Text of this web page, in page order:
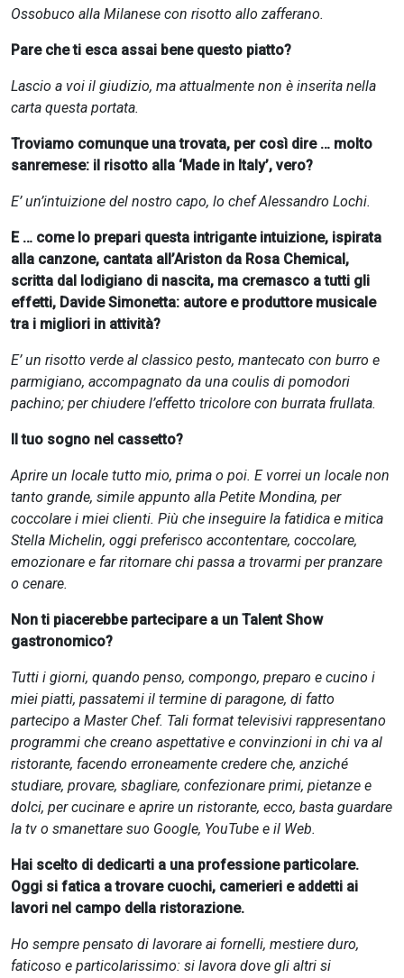
Ossobuco alla Milanese con risotto allo zafferano.
Pare che ti esca assai bene questo piatto?
Lascio a voi il giudizio, ma attualmente non è inserita nella
carta questa portata.
Troviamo comunque una trovata, per così dire … molto
sanremese: il risotto alla ‘Made in Italy’, vero?
E’ un’intuizione del nostro capo, lo chef Alessandro Lochi.
E … come lo prepari questa intrigante intuizione, ispirata
alla canzone, cantata all’Ariston da Rosa Chemical,
scritta dal lodigiano di nascita, ma cremasco a tutti gli
effetti, Davide Simonetta: autore e produttore musicale
tra i migliori in attività?
E’ un risotto verde al classico pesto, mantecato con burro e
parmigiano, accompagnato da una coulis di pomodori
pachino; per chiudere l’effetto tricolore con burrata frullata.
Il tuo sogno nel cassetto?
Aprire un locale tutto mio, prima o poi. E vorrei un locale non
tanto grande, simile appunto alla Petite Mondina, per
coccolare i miei clienti. Più che inseguire la fatidica e mitica
Stella Michelin, oggi preferisco accontentare, coccolare,
emozionare e far ritornare chi passa a trovarmi per pranzare
o cenare.
Non ti piacerebbe partecipare a un Talent Show
gastronomico?
Tutti i giorni, quando penso, compongo, preparo e cucino i
miei piatti, passatemi il termine di paragone, di fatto
partecipo a Master Chef. Tali format televisivi rappresentano
programmi che creano aspettative e convinzioni in chi va al
ristorante, facendo erroneamente credere che, anziché
studiare, provare, sbagliare, confezionare primi, pietanze e
dolci, per cucinare e aprire un ristorante, ecco, basta guardare
la tv o smanettare suo Google, YouTube e il Web.
Hai scelto di dedicarti a una professione particolare.
Oggi si fatica a trovare cuochi, camerieri e addetti ai
lavori nel campo della ristorazione.
Ho sempre pensato di lavorare ai fornelli, mestiere duro,
faticoso e particolarissimo: si lavora dove gli altri si